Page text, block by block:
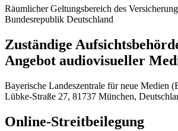
Räumlicher Geltungsbereich des
Bundesrepublik Deutschland
Zuständige
Angebot audiovisueller
Bayerische Landeszentrale für neue Medien
Lübke-Straße 27, 81737 München,
Online-Streitbeilegung